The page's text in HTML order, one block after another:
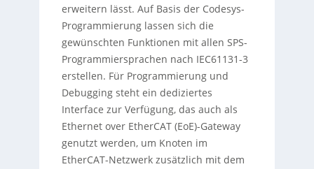
erweitern lässt. Auf Basis der Codesys-
Programmierung lassen sich die
gewünschten Funktionen mit allen SPS-
Programmiersprachen nach IEC61131-3
erstellen. Für Programmierung und
Debugging steht ein dediziertes
Interface zur Verfügung, das auch als
Ethernet over EtherCAT (EoE)-Gateway
genutzt werden, um Knoten im
EtherCAT-Netzwerk zusätzlich mit dem